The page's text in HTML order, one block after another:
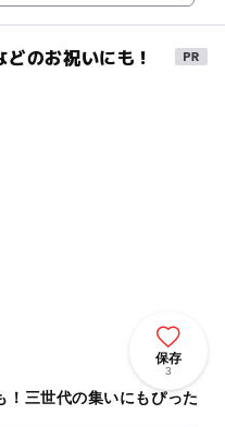
のお祝いにも！
保存
3
！三世代の集いにもぴった